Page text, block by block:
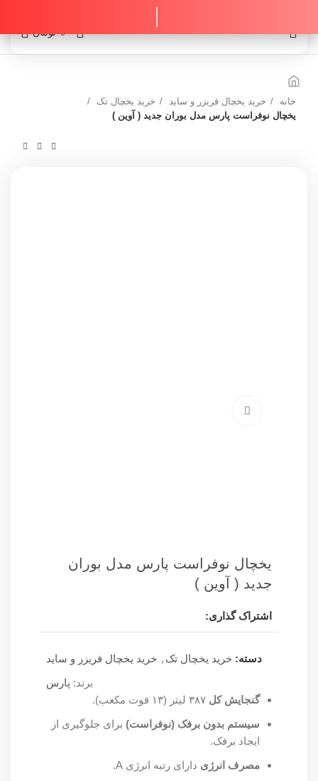
تومان 0
خانه خرید یخچال فریزر و ساید
خرید یخچال تک
یخچال نوفراست پارس مدل بوران جدید ( آوین )
یخچال نوفراست پارس مدل بوران
جدید ( آوین )
اشتراک گذاری:
دسته: خرید یخچال تک , خرید یخچال فریزر و ساید
برند: پارس
گنجایش کل ۳۸۷ لیتر (۱۳ فوت مکعب).
سیستم بدون برفک (نوفراست) برای جلوگیری از
ایجاد برفک.
مصرف انرژی دارای رتبه انرژی A.